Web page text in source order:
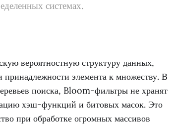
системах.
вероятностную структуру данных,
элемента к множеству. В
поиска, Bloom-фильтры не хранят
хэш-функций и битовых масок. Это
при обработке огромных массивов